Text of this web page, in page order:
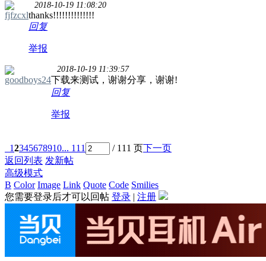
fjfzcxl
2018-10-19 11:08:20
thanks!!!!!!!!!!!!!!
回复
举报
goodboys24
2018-10-19 11:39:57
下载来测试，谢谢分享，谢谢!
回复
举报
12345678910... 111 / 111 页下一页
返回列表 发新帖
高级模式
B Color Image Link Quote Code Smilies
您需要登录后才可以回帖 登录 | 注册